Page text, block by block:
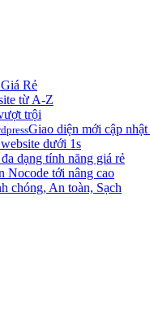
Rẻ
từ A-Z
trội
Giao diện mới cập
dưới 1s
dạng tính năng giá rẻ
Nocode tới nâng cao
chóng, An toàn, Sạch